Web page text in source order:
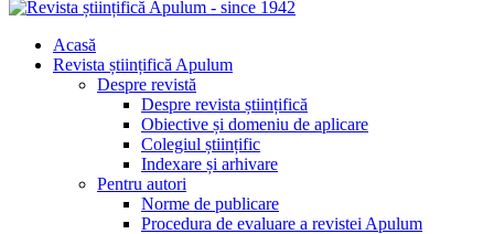
Acasă
Revista științifică Apulum
Despre revistă
Despre revista științifică
Obiective și domeniu de aplicare
Colegiul științific
Indexare și arhivare
Pentru autori
Norme de publicare
Procedura de evaluare a revistei Apulum